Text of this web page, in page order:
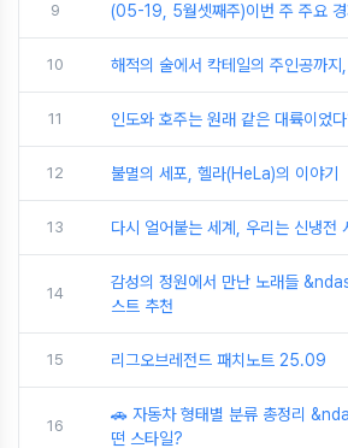
9 (05-19, 5월셋째주)이번 주 주요
10 해적의 술에서 칵테일의 주인공까
11 인도와 호주는 원래 같은 대륙이었
12 불멸의 세포, 헬라(HeLa)의 이야기
13 다시 얼어붙는 세계, 우리는 신냉전
14
감성의 정원에서 만난 노래들
스트 추천
15 리그오브레전드 패치노트 25.09
16
🚗 자동차 형태별 분류 총정리
떤 스타일?